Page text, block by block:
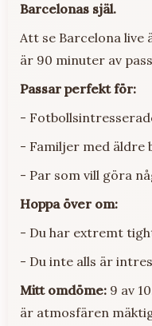
Barcelonas själ.
Att se Barcelona live
är 90 minuter av
Passar perfekt för:
-
- Familjer med äldre
- Par som vill göra
Hoppa över om:
- Du har extremt
- Du inte alls är
Mitt omdöme: 9 av
är atmosfären